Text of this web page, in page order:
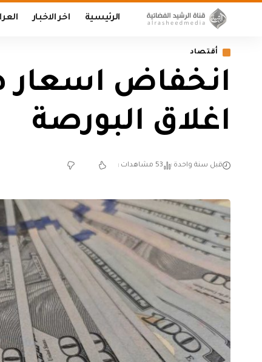
الرئيسية اخر الاخبار
أقتصاد
انخفاض اسعار
اغلاق البورصة
قبل سنة واحدة 53 مشاهدات